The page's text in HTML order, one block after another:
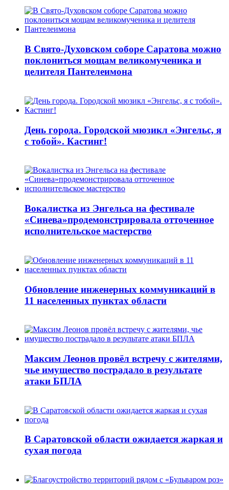
В Свято-Духовском соборе Саратова можно
поклониться мощам великомученика и
целителя Пантелеимона
День города. Городской мюзикл «Энгельс, я
с тобой». Кастинг!
Вокалистка из Энгельса на фестивале
«Синева»продемонстрировала отточенное
исполнительское мастерство
Обновление инженерных коммуникаций в
11 населенных пунктах области
Максим Леонов провёл встречу с жителями,
чье имущество пострадало в результате
атаки БПЛА
В Саратовской области ожидается жаркая и
сухая погода